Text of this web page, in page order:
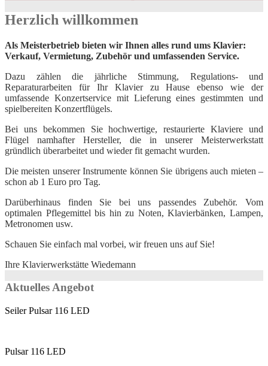
Herzlich willkommen
Als Meisterbetrieb bieten wir Ihnen alles rund ums Klavier:
Verkauf, Vermietung, Zubehör und umfassenden Service.
Dazu zählen die jährliche Stimmung, Regulations- und
Reparaturarbeiten für Ihr Klavier zu Hause ebenso wie der
umfassende Konzertservice mit Lieferung eines gestimmten und
spielbereiten Konzertflügels.
Bei uns bekommen Sie hochwertige, restaurierte Klaviere und
Flügel namhafter Hersteller, die in unserer Meisterwerkstatt
gründlich überarbeitet und wieder fit gemacht wurden.
Die meisten unserer Instrumente können Sie übrigens auch mieten –
schon ab 1 Euro pro Tag.
Darüberhinaus finden Sie bei uns passendes Zubehör. Vom
optimalen Pflegemittel bis hin zu Noten, Klavierbänken, Lampen,
Metronomen usw.
Schauen Sie einfach mal vorbei, wir freuen uns auf Sie!
Ihre Klavierwerkstätte Wiedemann
Aktuelles Angebot
Seiler Pulsar 116 LED
Pulsar 116 LED